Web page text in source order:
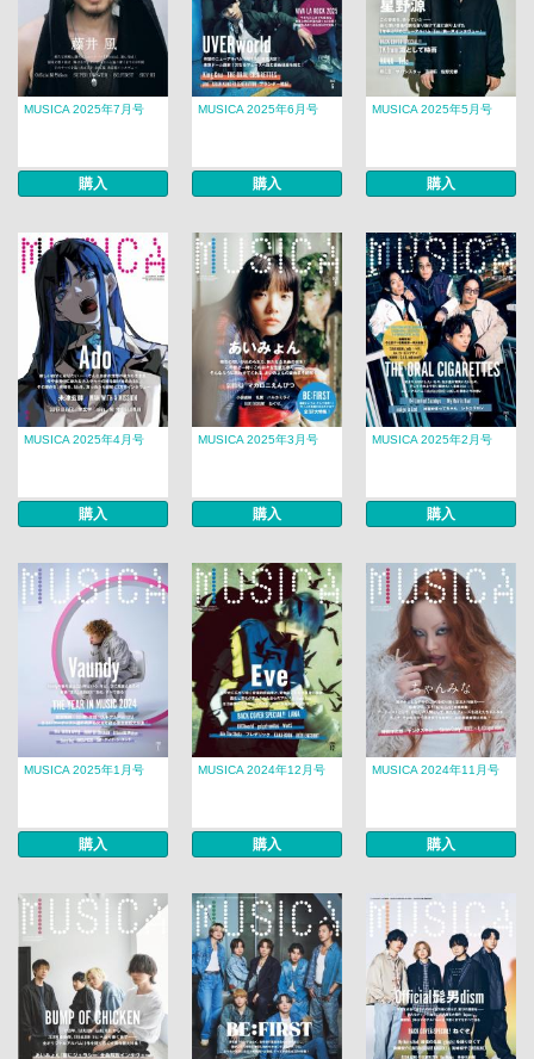
MUSICA 2025年7月号
購入
MUSICA 2025年6月号
購入
MUSICA 2025年5月号
購入
MUSICA 2025年4月号
購入
MUSICA 2025年3月号
購入
MUSICA 2025年2月号
購入
MUSICA 2025年1月号
購入
MUSICA 2024年12月号
購入
MUSICA 2024年11月号
購入